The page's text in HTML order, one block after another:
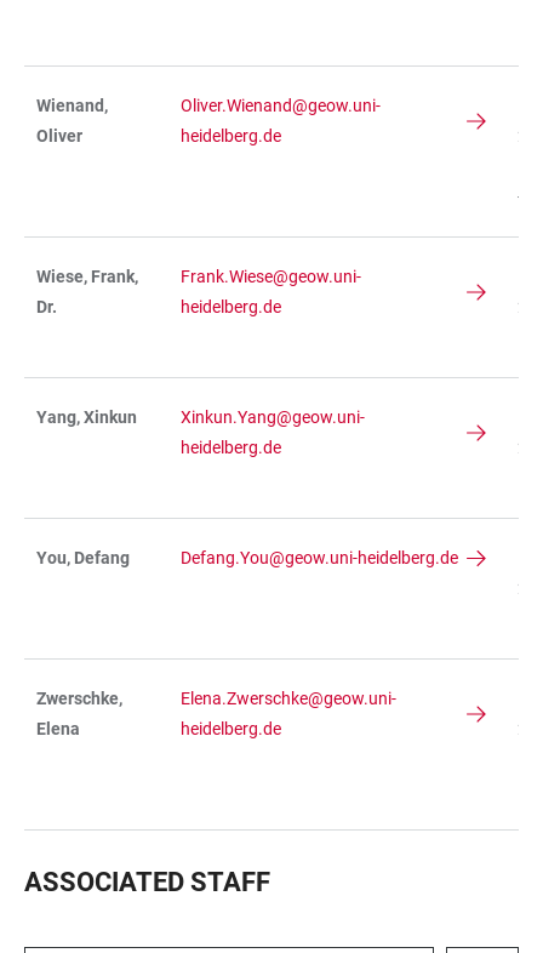
Wienand,
Oliver
Oliver.Wienand@geow.uni-
heidelberg.de
-
Wiese, Frank,
Dr.
Frank.Wiese@geow.uni-
heidelberg.de
Yang, Xinkun
Xinkun.Yang@geow.uni-
heidelberg.de
You, Defang Defang.You@geow.uni-heidelberg.de
Zwerschke,
Elena
Elena.Zwerschke@geow.uni-
heidelberg.de
ASSOCIATED STAFF